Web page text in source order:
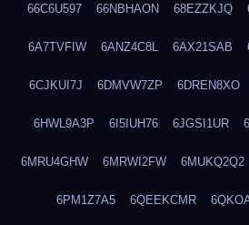
66C6U597 66NBHAON 68EZZKJQ
6A7TVFIW 6ANZ4C8L 6AX21SAB
6CJKUI7J 6DMVW7ZP 6DREN8XO
6HWL9A3P 6I5IUH76 6JGSI1UR
6MRU4GHW 6MRWI2FW 6MUKQ2Q2
6PM1Z7A5 6QEEKCMR